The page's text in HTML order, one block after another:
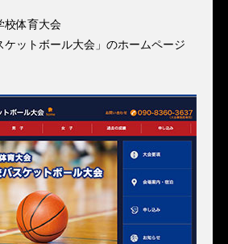
校体育大会
ットボール大会」のホームページ